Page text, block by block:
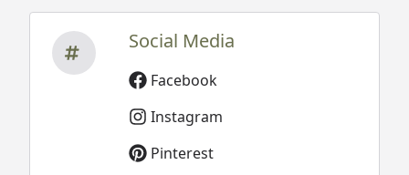
Social Media
Facebook
Instagram
Pinterest